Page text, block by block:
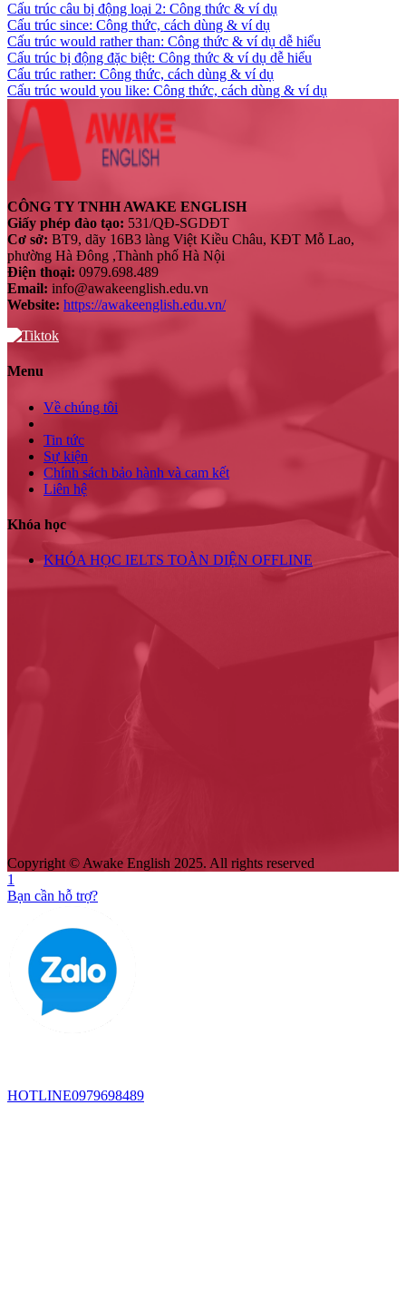
Cấu trúc câu bị động loại 2: Công thức & ví dụ
Cấu trúc since: Công thức, cách dùng & ví dụ
Cấu trúc would rather than: Công thức & ví dụ dễ hiểu
Cấu trúc bị động đặc biệt: Công thức & ví dụ dễ hiểu
Cấu trúc rather: Công thức, cách dùng & ví dụ
Cấu trúc would you like: Công thức, cách dùng & ví dụ
CÔNG TY TNHH AWAKE ENGLISH
Giấy phép đào tạo: 531/QĐ-SGDĐT
Cơ sở: BT9, dãy 16B3 làng Việt Kiều Châu, KĐT Mỗ Lao,
phường Hà Đông ,Thành phố Hà Nội
Điện thoại: 0979.698.489
Email: info@awakeenglish.edu.vn
Website: https://awakeenglish.edu.vn/
Menu
Về chúng tôi
Tin tức
Sự kiện
Chính sách bảo hành và cam kết
Liên hệ
Khóa học
KHÓA HỌC IELTS TOÀN DIỆN OFFLINE
Copyright © Awake English 2025. All rights reserved
1
Bạn cần hỗ trợ?
HOTLINE0979698489